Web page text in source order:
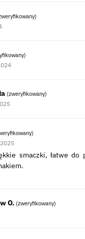
(zweryfikowany)
smaczki, łatwe do
O. (zweryfikowany)